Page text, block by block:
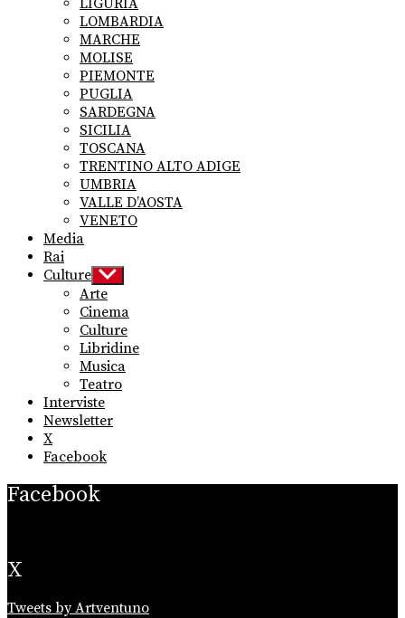
LOMBARDIA
MARCHE
MOLISE
PIEMONTE
PUGLIA
SARDEGNA
SICILIA
TOSCANA
TRENTINO ALTO ADIGE
UMBRIA
VALLE D’AOSTA
VENETO
Media
Rai
Culture Show
sub
menu
Arte
Cinema
Culture
Libridine
Musica
Teatro
Interviste
Newsletter
X
Facebook
Facebook
X
Tweets by Artventuno